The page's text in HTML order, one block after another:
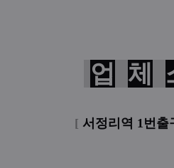
업 체
[ 서정리역 1번출